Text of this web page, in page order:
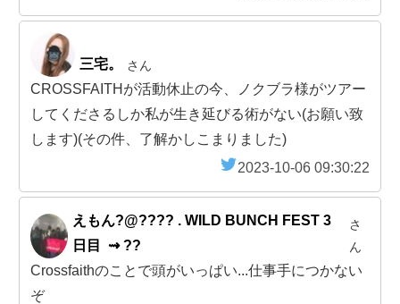
三宅。 さん
CROSSFAITHが活動休止の今、ノクブラ様がツアー
してくださるしか私が生き延びる術がない(お願い致
します)(その件、了解かしこまりました)
2023-10-06 09:30:22
えもん?@???? . WILD BUNCH FEST 3
日目 ︎ ⇝ ??
さ
ん
Crossfaithのことで頭がいっぱい...仕事手につかない
ぞ